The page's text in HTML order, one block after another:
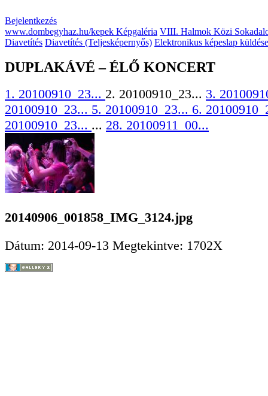
Bejelentkezés
www.dombegyhaz.hu/kepek Képgaléria VIII. Halmok Közi
Diavetítés Diavetítés (Teljesképernyős) Elektronikus képeslap
DUPLAKÁVÉ – ÉLŐ KONCERT
1. 20100910_23... 2. 20100910_23... 3.
20100910_23... 5. 20100910_23... 6.
20100910_23... ... 28. 20100911_00...
20140906_001858_IMG_3124.jpg
Dátum: 2014-09-13 Megtekintve: 1702X